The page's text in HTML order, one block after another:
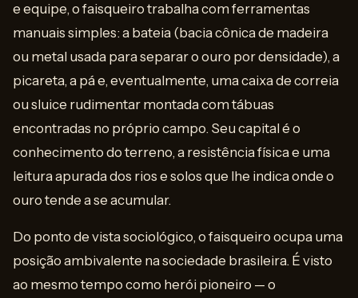
e equipe, o faisqueiro trabalha com ferramentas
manuais simples: a bateia (bacia cônica de madeira
ou metal usada para separar o ouro por densidade), a
picareta, a pá e, eventualmente, uma caixa de correia
ou sluice rudimentar montada com tábuas
encontradas no próprio campo. Seu capital é o
conhecimento do terreno, a resistência física e uma
leitura apurada dos rios e solos que lhe indica onde o
ouro tende a se acumular.
Do ponto de vista sociológico, o faisqueiro ocupa uma
posição ambivalente na sociedade brasileira. É visto
ao mesmo tempo como herói pioneiro — o